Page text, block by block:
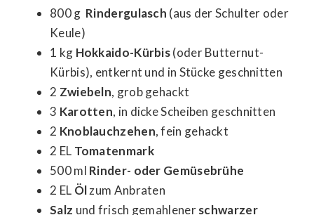
800 g Rindergulasch (aus der Schulter oder
Keule)
1 kg Hokkaido-Kürbis(oder Butternut-
Kürbis), entkernt und in Stücke geschnitten
2 Zwiebeln, grob gehackt
3 Karotten, in dicke Scheiben geschnitten
2 Knoblauchzehen, fein gehackt
2 EL Tomatenmark
500 ml Rinder- oder Gemüsebrühe
2 EL Ölzum Anbraten
Salz und frisch gemahlenerschwarzer